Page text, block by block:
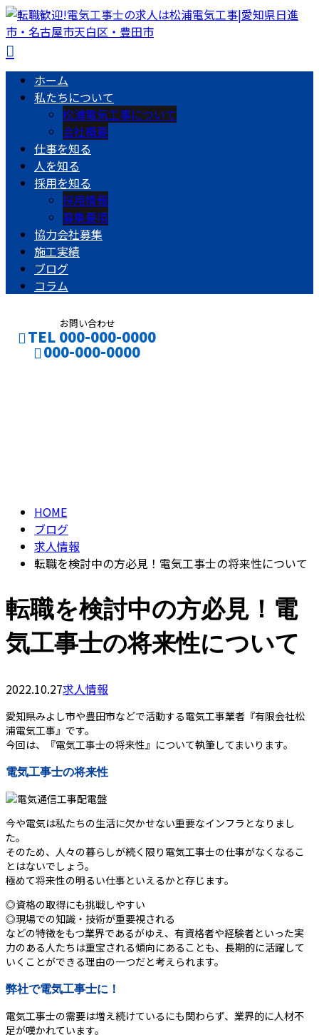
ホーム
私たちについて
松浦電気工事について
会社概要
仕事を知る
人を知る
採用を知る
採用情報
募集要項
協力会社募集
施工実績
ブログ
コラム
お問い合わせ
TEL 000-000-0000
000-000-0000
HOME
ブログ
求人情報
転職を検討中の方必見！電気工事士の将来性について
転職を検討中の方必見！電
気工事士の将来性について
2022.10.27求人情報
愛知県みよし市や豊田市などで活動する電気工事業者『有限会社松
浦電気工事』です。
今回は、『電気工事士の将来性』について執筆してまいります。
電気工事士の将来性
今や電気は私たちの生活に欠かせない重要なインフラとなりまし
た。
そのため、人々の暮らしが続く限り電気工事士の仕事がなくなるこ
とはないでしょう。
極めて将来性の明るい仕事といえるかと存じます。
◎資格の取得にも挑戦しやすい
◎現場での知識・技術が重要視される
などの特徴をもつ業界であるがゆえ、有資格者や経験者といった実
力のある人たちは重宝される傾向にあることも、長期的に活躍して
いくことができる理由の一つだと考えられます。
弊社で電気工事士に！
電気工事士の需要は増え続けているにも関わらず、業界的に人材不
足が嘆かれています。